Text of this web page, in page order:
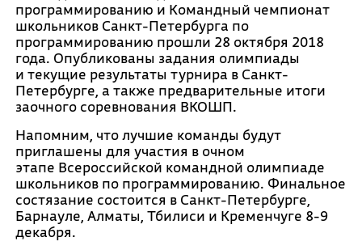
программированию и Командный чемпионат
школьников Санкт-Петербурга по
программированию прошли 28 октября 2018
года. Опубликованы задания олимпиады
и текущие результаты турнира в Санкт-
Петербурге, а также предварительные итоги
заочного соревнования ВКОШП.
Напомним, что лучшие команды будут
приглашены для участия в очном
этапе Всероссийской командной олимпиаде
школьников по программированию. Финальное
состязание состоится в Санкт-Петербурге,
Барнауле, Алматы, Тбилиси и Кременчуге 8-9
декабря.